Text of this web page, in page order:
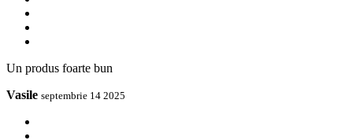
Un produs foarte bun
Vasile septembrie 14 2025